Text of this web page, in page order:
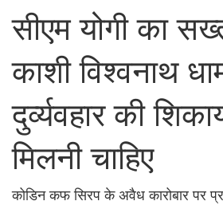
सीएम योगी का
काशी विश्वनाथ
दुर्व्यवहार की
मिलनी चाहिए
कोडिन कफ सिरप के अवैध कारोबार पर